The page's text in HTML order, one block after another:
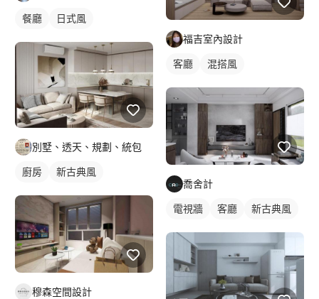
餐廳 日式風
別墅、透天、規劃、統包
廚房 新古典風
穆森空間設計
福吉室內設計
客廳 混搭風
喬舍計
電視牆 客廳 新古典風